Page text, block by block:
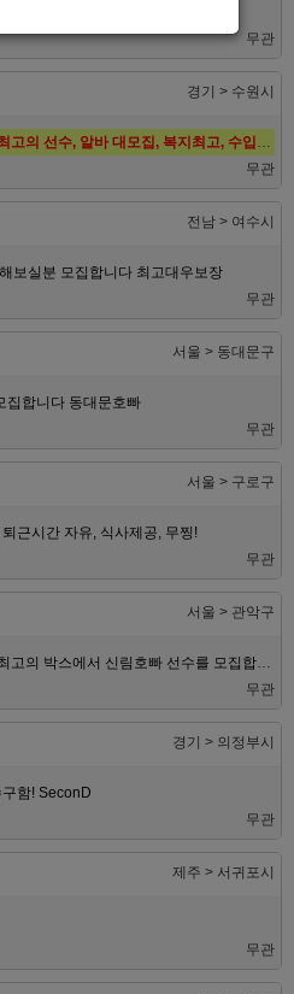
대우로 선수 모집합니다.
무관
경기 > 수원시
수원호빠 메이드, 인계동호빠 1등 최고의 선수, 알바 대모집, 복지최고, 수입최고
무관
전남 > 여수시
보실분 모집합니다 최고대우보장
무관
서울 > 동대문구
집합니다 동대문호빠
무관
서울 > 구로구
근시간 자유, 식사제공, 무찡!
무관
서울 > 관악구
구로호빠 신림 1등 궁전 선수모집 최고의 박스에서 신림호빠 선수를 모집합니다
무관
경기 > 의정부시
함! SeconD
무관
제주 > 서귀포시
무관